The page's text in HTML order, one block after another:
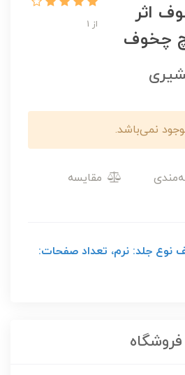
اثر
چخوف
از 1
نمی‌باشد.
مقایسه
نوع جلد: نرم، تعداد صفحات: